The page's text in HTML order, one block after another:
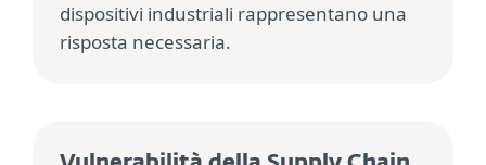
dispositivi industriali rappresentano una
risposta necessaria.